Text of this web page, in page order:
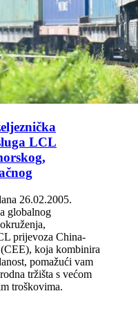
LCL
26.02.2005.
globalnog
prijevoza China-
koja kombinira
pomažući vam
tržišta s većom
troškovima.